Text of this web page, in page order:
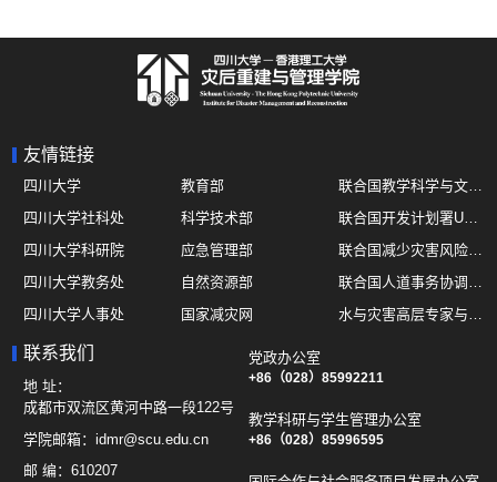
友情链接
四川大学 教育部
联合国教学科学与文化组织UNESCO
四川大学社科处
科学技术部
联合国开发计划署UNDP
四川大学科研院
应急管理部
联合国减少灾害风险办公室UNDRR
四川大学教务处
自然资源部
联合国人道事务协调厅OCHA
四川大学人事处
国家减灾网
水与灾害高层专家与领导组 HELP
四川大学国际处
综合减灾信息服务平台
地震与火山研究室
联系我们
地 址：
成都市双流区黄河中路一段122号
学院邮箱：idmr@scu.edu.cn
邮 编：610207
党政办公室
+86（028）85992211
教学科研与学生管理办公室
+86（028）85996595